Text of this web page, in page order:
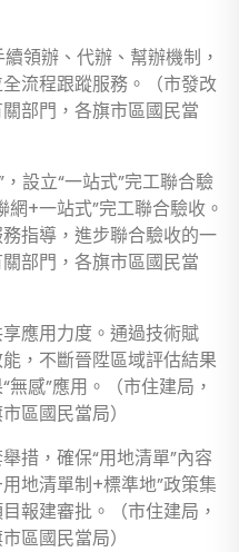
領辦、代辦、幫辦機制，
流程跟蹤服務。（市發改
部門，各旗市區國民當
設立“一站式”完工聯合驗
+一站式”完工聯合驗收。
指導，進步聯合驗收的一
部門，各旗市區國民當
享應用力度。通過技術賦
，不斷晉陞區域評估結果
感”應用。（市住建局，
區國民當局）
措，確保“用地清單”內容
地清單制+標準地”政策集
報建審批。（市住建局，
區國民當局）